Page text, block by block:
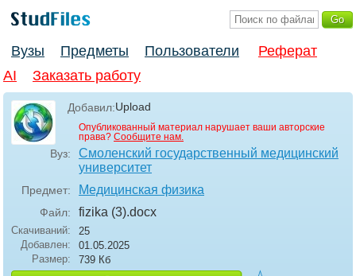
Вузы Предметы Пользователи
Реферат
AI
Заказать работу
Добавил:Upload
Опубликованный материал нарушает ваши авторские
права? Сообщите нам.
Вуз:
Смоленский государственный медицинский
университет
Предмет: Медицинская физика
Файл: fizika (3).docx
Скачиваний:
25
Добавлен:
01.05.2025
Размер:
739 Кб